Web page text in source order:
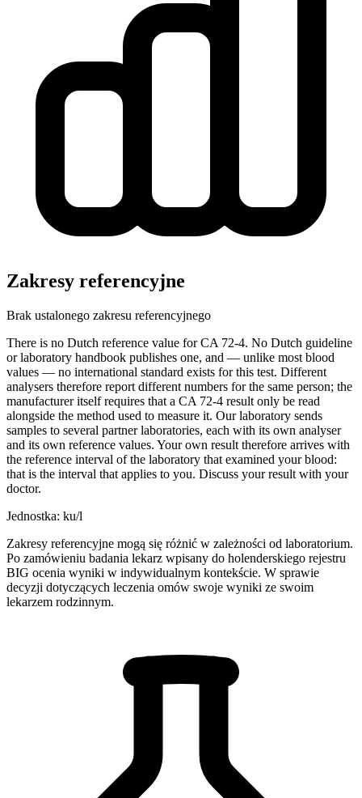
Zakresy referencyjne
Brak ustalonego zakresu referencyjnego
There is no Dutch reference value for CA 72-4. No Dutch guideline
or laboratory handbook publishes one, and — unlike most blood
values — no international standard exists for this test. Different
analysers therefore report different numbers for the same person; the
manufacturer itself requires that a CA 72-4 result only be read
alongside the method used to measure it. Our laboratory sends
samples to several partner laboratories, each with its own analyser
and its own reference values. Your own result therefore arrives with
the reference interval of the laboratory that examined your blood:
that is the interval that applies to you. Discuss your result with your
doctor.
Jednostka: ku/l
Zakresy referencyjne mogą się różnić w zależności od laboratorium.
Po zamówieniu badania lekarz wpisany do holenderskiego rejestru
BIG ocenia wyniki w indywidualnym kontekście. W sprawie
decyzji dotyczących leczenia omów swoje wyniki ze swoim
lekarzem rodzinnym.